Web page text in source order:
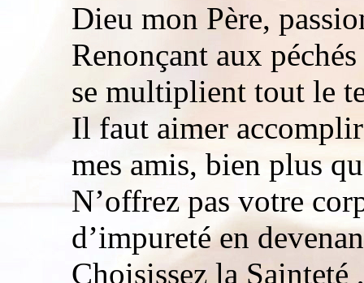
Dieu mon Père,
Renonçant aux
se multiplient tout le
Il faut aimer
mes amis, bien plus
N’offrez pas votre
d’impureté en
Choisissez la Sainteté